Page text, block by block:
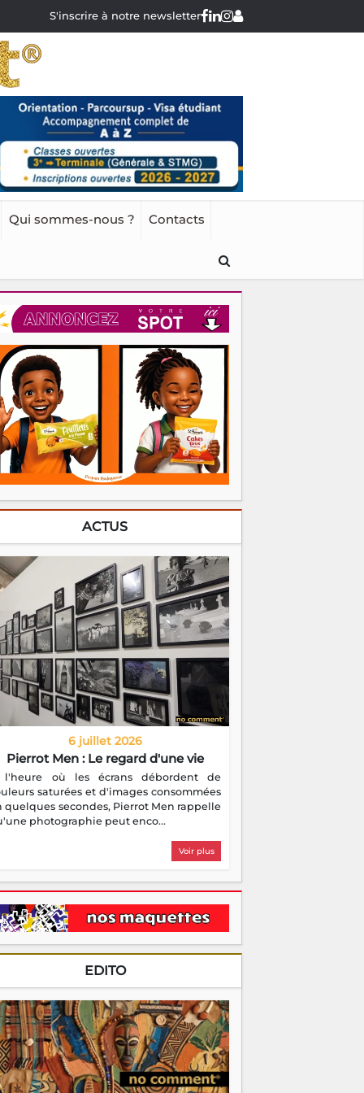
S'inscrire à notre newsletter
Qui sommes-nous ? Contacts
ACTUS
6 juillet 2026
Pierrot Men : Le regard d'une vie
l'heure où les écrans débordent de
saturées et d'images consommées
quelques secondes, Pierrot Men rappelle
photographie peut enco...
Voir plus
EDITO